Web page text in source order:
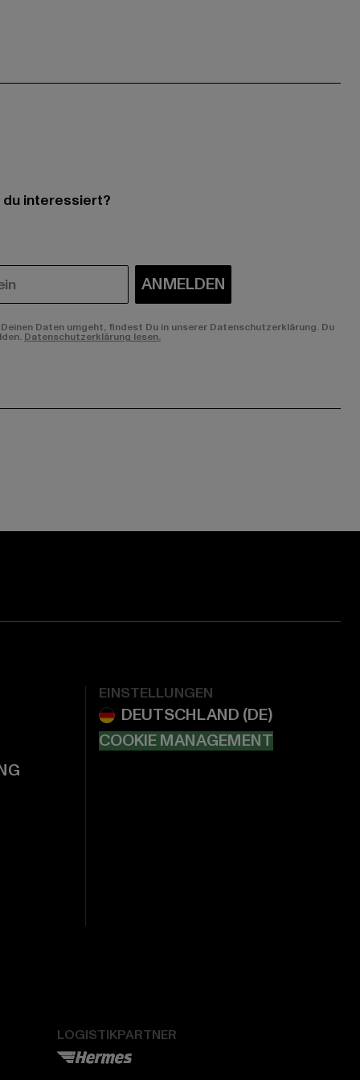
interessiert?
ANMELDEN
Daten umgeht, findest Du in unserer Datenschutzerklärung. Du
Datenschutzerklärung lesen.
EINSTELLUNGEN
COOKIE MANAGEMENT
LOGISTIKPARTNER